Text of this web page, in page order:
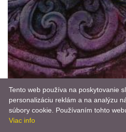
Tento web používa na poskytovanie
personalizáciu reklám a na analýzu
súbory cookie. Používaním tohto
Viac info